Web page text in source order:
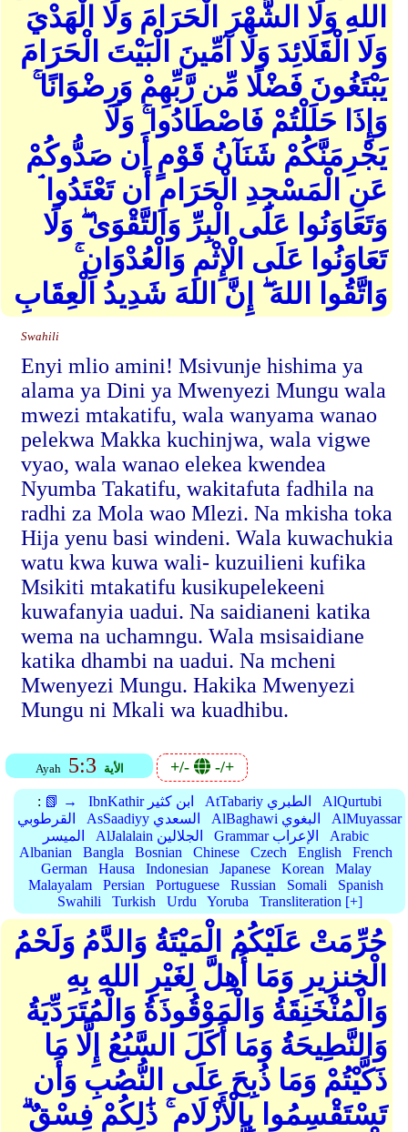
اللهِ وَلَا الشَّهْرَ الْحَرَامَ وَلَا الْهَدْيَ
وَلَا الْقَلَائِدَ وَلَا آمِّينَ الْبَيْتَ الْحَرَامَ
يَبْتَغُونَ فَضْلًا مِّن رَّبِّهِمْ وَرِضْوَانًا ۚ
وَإِذَا حَلَلْتُمْ فَاصْطَادُوا ۚ وَلَا
يَجْرِمَنَّكُمْ شَنَآنُ قَوْمٍ أَن صَدُّوكُمْ
عَنِ الْمَسْجِدِ الْحَرَامِ أَن تَعْتَدُوا ۘ
وَتَعَاوَنُوا عَلَى الْبِرِّ وَالتَّقْوَىٰ ۖ وَلَا
تَعَاوَنُوا عَلَى الْإِثْمِ وَالْعُدْوَانِ ۚ
وَاتَّقُوا اللهَ ۖ إِنَّ اللهَ شَدِيدُ الْعِقَابِ
Swahili
Enyi mlio amini! Msivunje hishima ya
alama ya Dini ya Mwenyezi Mungu wala
mwezi mtakatifu, wala wanyama wanao
pelekwa Makka kuchinjwa, wala vigwe
vyao, wala wanao elekea kwendea
Nyumba Takatifu, wakitafuta fadhila na
radhi za Mola wao Mlezi. Na mkisha toka
Hija yenu basi windeni. Wala kuwachukia
watu kwa kuwa wali- kuzuilieni kufika
Msikiti mtakatifu kusikupelekeeni
kuwafanyia uadui. Na saidianeni katika
wema na uchamngu. Wala msisaidiane
katika dhambi na uadui. Na mcheni
Mwenyezi Mungu. Hakika Mwenyezi
Mungu ni Mkali wa kuadhibu.
Ayah 5:3 الأية +/- -/+
: 📗 → IbnKathir ابن كثير AtTabariy الطبري
AlQurtubi
القرطوبي
AsSaadiyy السعدي AlBaghawi البغوي
AlMuyassar
الميسر
AlJalalain الجلالين Grammar الإعراب
Arabic
Albanian
Bangla Bosnian Chinese Czech English
French
German
Hausa Indonesian Japanese Korean
Malay
Malayalam
Persian Portuguese Russian Somali
Spanish
Swahili
Turkish Urdu Yoruba Transliteration [+]
حُرِّمَتْ عَلَيْكُمُ الْمَيْتَةُ وَالدَّمُ وَلَحْمُ
الْخِنزِيرِ وَمَا أُهِلَّ لِغَيْرِ اللهِ بِهِ
وَالْمُنْخَنِقَةُ وَالْمَوْقُوذَةُ وَالْمُتَرَدِّيَةُ
وَالنَّطِيحَةُ وَمَا أَكَلَ السَّبُعُ إِلَّا مَا
ذَكَّيْتُمْ وَمَا ذُبِحَ عَلَى النُّصُبِ وَأَن
تَسْتَقْسِمُوا بِالْأَزْلَامِ ۚ ذَٰلِكُمْ فِسْقٌ ۗ